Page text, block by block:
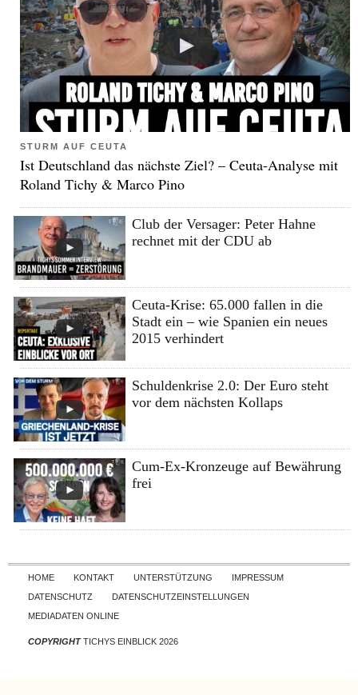
STURM AUF CEUTA
Ist Deutschland das nächste Ziel? – Ceuta-Analyse mit
Roland Tichy & Marco Pino
Club der Versager: Peter Hahne
rechnet mit der CDU ab
Ceuta-Krise: 65.000 fallen in die
Stadt ein – wie Spanien ein neues
2015 verhindert
Schuldenkrise 2.0: Der Euro steht
vor dem nächsten Kollaps
Cum-Ex-Kronzeuge auf Bewährung
frei
Skip to content
HOME KONTAKT UNTERSTÜTZUNG
IMPRESSUM
DATENSCHUTZ
DATENSCHUTZEINSTELLUNGEN
MEDIADATEN ONLINE
COPYRIGHTTICHYS EINBLICK 2026